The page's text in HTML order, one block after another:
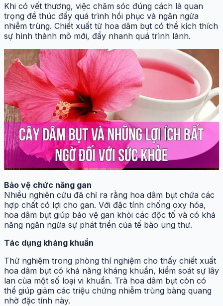
Khi có vết thương, việc chăm sóc đúng cách là quan
trọng để thúc đẩy quá trình hồi phục và ngăn ngừa
nhiễm trùng. Chiết xuất từ hoa dâm bụt có thể kích thích
sự hình thành mô mới, đẩy nhanh quá trình lành.
Bảo vệ chức năng gan
Nhiều nghiên cứu đã chỉ ra rằng hoa dâm bụt chứa các
hợp chất có lợi cho gan. Với đặc tính chống oxy hóa,
hoa dâm bụt giúp bảo vệ gan khỏi các độc tố và có khả
năng ngăn ngừa sự phát triển của tế bào ung thư.
Tác dụng kháng khuẩn
Thử nghiệm trong phòng thí nghiệm cho thấy chiết xuất
hoa dâm bụt có khả năng kháng khuẩn, kiểm soát sự lây
lan của một số loại vi khuẩn. Trà hoa dâm bụt còn có
thể giúp giảm các triệu chứng nhiễm trùng bàng quang
nhờ đặc tính này.